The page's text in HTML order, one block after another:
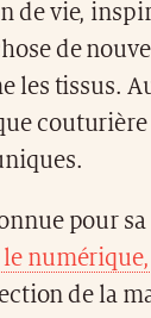
de vie,
de
les tissus.
pour
numérique,
de la